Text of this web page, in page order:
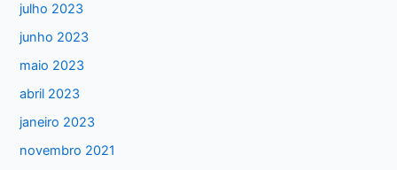
a
r
p
o
r
:
julho 2023
junho 2023
maio 2023
abril 2023
janeiro 2023
novembro 2021